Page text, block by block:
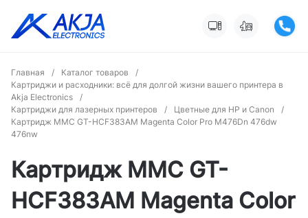
Главная / Каталог товаров
/
Картриджи и расходники: всё для долгой жизни вашего принтера в
Akja Electronics
/
Картриджи для лазерных принтеров
/ Цветные для HP и Canon
/
Картридж MMC GT-HCF383AM Magenta Color Pro M476Dn 476dw
476nw
Картридж MMC GT-
HCF383AM Magenta Color